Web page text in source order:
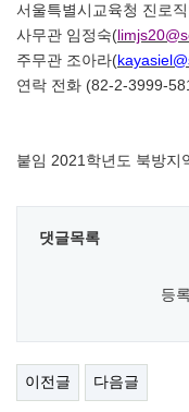
서울특별시교육청 진로
사무관 임정숙(
주무관 조아라(
연락 전화 (82-2-3999-
붙임 2021 학년도 북방지
댓글목록
등
이전글 다음글